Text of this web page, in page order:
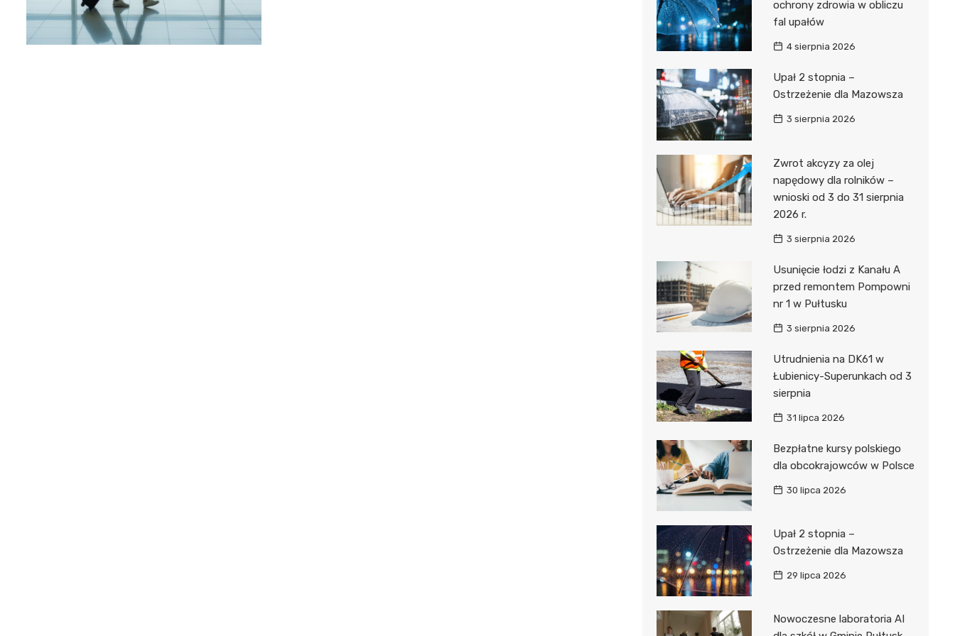
ochrony zdrowia w obliczu
fal upałów
4 sierpnia 2026
Upał 2 stopnia –
Ostrzeżenie dla Mazowsza
3 sierpnia 2026
Zwrot akcyzy za olej
napędowy dla rolników –
wnioski od 3 do 31 sierpnia
2026 r.
3 sierpnia 2026
Usunięcie łodzi z Kanału A
przed remontem Pompowni
nr 1 w Pułtusku
3 sierpnia 2026
Utrudnienia na DK61 w
Łubienicy-Superunkach od 3
sierpnia
31 lipca 2026
Bezpłatne kursy polskiego
dla obcokrajowców w Polsce
30 lipca 2026
Upał 2 stopnia –
Ostrzeżenie dla Mazowsza
29 lipca 2026
Nowoczesne laboratoria AI